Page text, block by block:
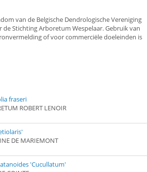
van de Belgische Dendrologische Vereniging
Stichting Arboretum Wespelaar. Gebruik van
of voor commerciële doeleinden is
fraseri
ROBERT LENOIR
DE MARIEMONT
'Cucullatum'